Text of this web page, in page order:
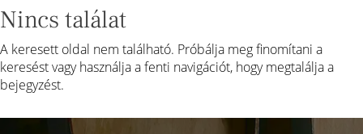
Nincs találat
A keresett oldal nem található. Próbálja meg finomítani a
keresést vagy használja a fenti navigációt, hogy megtalálja a
bejegyzést.